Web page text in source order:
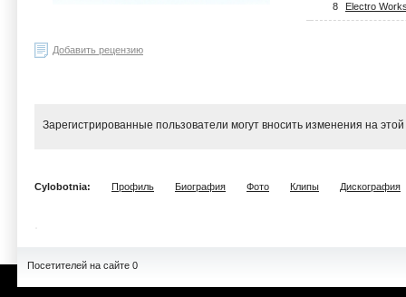
8 Electro
Добавить рецензию
Зарегистрированные пользователи могут вносить изменения на
Cylobotnia: Профиль Биография Фото Клипы Дискография
Посетителей на сайте 0